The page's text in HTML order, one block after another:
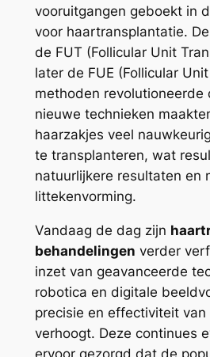
vooruitgangen geboekt in
voor haartransplantatie.
de FUT (Follicular Unit
later de FUE (Follicular
methoden revolutioneerde
nieuwe technieken
haarzakjes veel
te transplanteren, wat
natuurlijkere resultaten en
littekenvorming.
Vandaag de dag zijn
behandelingen verder
inzet van geavanceerde
robotica en digitale
precisie en effectiviteit
verhoogt. Deze continues
ervoor gezorgd dat de